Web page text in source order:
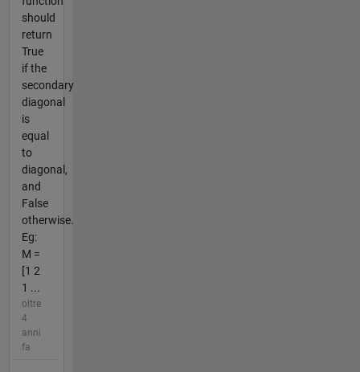
should
return
True
if the
secondary
diagonal
is
equal
to
diagonal,
and
False
otherwise.
Eg:
M =
[1 2
1 ...
oltre
4
anni
fa